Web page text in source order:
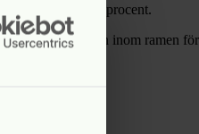
ökade med 18 procent.
betalar av skulden inom ramen